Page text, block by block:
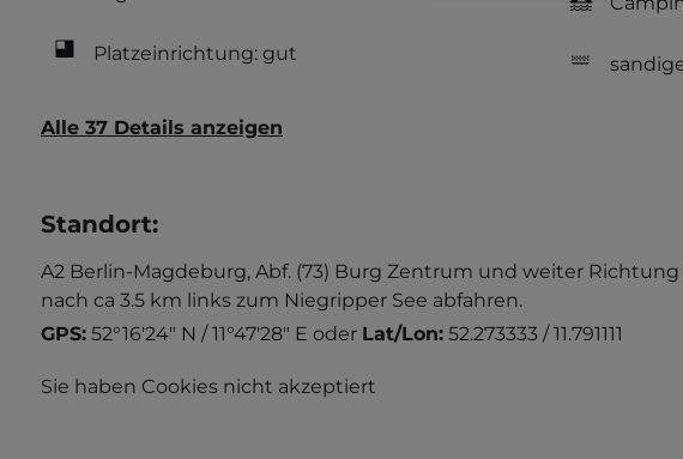
Platzeinrichtung: gut
Alle 37 Details anzeigen
Standort:
A2 Berlin-Magdeburg, Abf. (73) Burg Zentrum und weiter
nach ca 3.5 km links zum Niegripper See abfahren.
GPS: 52°16'24" N / 11°47'28" E oder Lat/Lon: 52.273333 / 11.791111
Sie haben Cookies nicht akzeptiert